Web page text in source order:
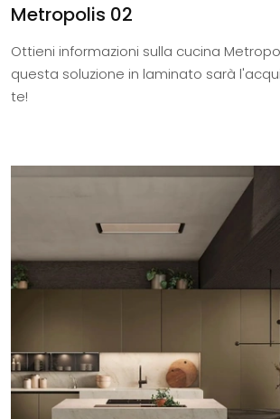
Metropolis 02
Ottieni informazioni sulla cucina
questa soluzione in laminato sarà
te!